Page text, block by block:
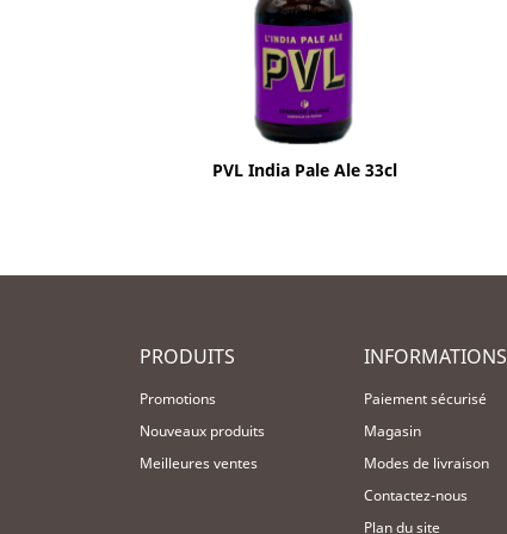
PVL India Pale Ale 33cl
Aperçu rapide
PRODUITS
Promotions
Nouveaux produits
Meilleures ventes
INFORMATIONS
Paiement sécurisé
Magasin
Modes de livraison
Contactez-nous
Plan du site